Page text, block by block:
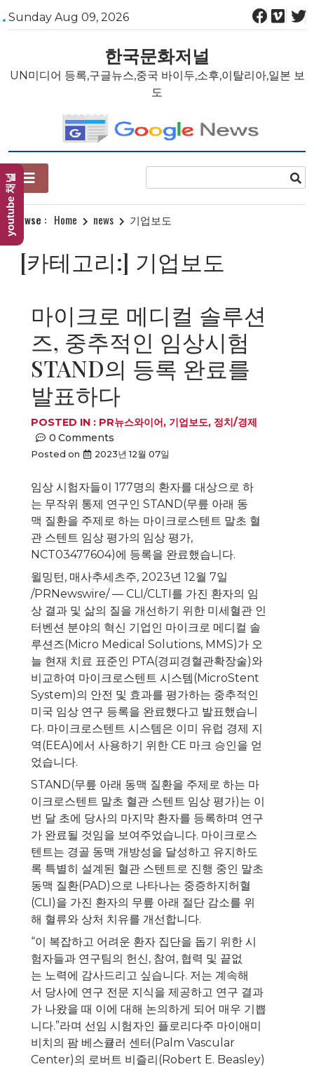
Skip
to
Sunday Aug 09, 2026
한국문화저널
UN미디어 등록,구글뉴스,중국 바이두,소후,이탈리아,일본 보
도
Browse : Home news 기업보도
[카테고리:] 기업보도
마이크로 메디컬 솔루션
즈, 중추적인 임상시험
STAND의 등록 완료를
발표하다
POSTED IN : PR뉴스와이어 , 기업보도, 정치/경제
0 Comments
Posted on 2023년 12월 07일
임상 시험자들이 177명의 환자를 대상으로 하
는 무작위 통제 연구인 STAND(무릎 아래 동
맥 질환을 주제로 하는 마이크로스텐트 말초 혈
관 스텐트 임상 평가의 임상 평가,
NCT03477604)에 등록을 완료했습니다.
윌밍턴, 매사추세츠주, 2023년 12월 7일
/PRNewswire/ — CLI/CLTI를 가진 환자의 임
상 결과 및 삶의 질을 개선하기 위한 미세혈관 인
터벤션 분야의 혁신 기업인 마이크로 메디컬 솔
루션즈(Micro Medical Solutions, MMS)가 오
늘 현재 치료 표준인 PTA(경피경혈관확장술)와
비교하여 마이크로스텐트 시스템(MicroStent
System)의 안전 및 효과를 평가하는 중추적인
미국 임상 연구 등록을 완료했다고 발표했습니
다. 마이크로스텐트 시스템은 이미 유럽 경제 지
역(EEA)에서 사용하기 위한 CE 마크 승인을 얻
었습니다.
STAND(무릎 아래 동맥 질환을 주제로 하는 마
이크로스텐트 말초 혈관 스텐트 임상 평가)는 이
번 달 초에 당사의 마지막 환자를 등록하며 연구
가 완료될 것임을 보여주었습니다. 마이크로스
텐트는 경골 동맥 개방성을 달성하고 유지하도
록 특별히 설계된 혈관 스텐트로 진행 중인 말초
동맥 질환(PAD)으로 나타나는 중증하지허혈
(CLI)을 가진 환자의 무릎 아래 절단 감소를 위
해 혈류와 상처 치유를 개선합니다.
“이 복잡하고 어려운 환자 집단을 돕기 위한 시
험자들과 연구팀의 헌신, 참여, 협력 및 끝없
는 노력에 감사드리고 싶습니다. 저는 계속해
서 당사에 연구 전문 지식을 제공하고 연구 결과
가 나왔을 때 이에 대해 논의하게 되어 매우 기쁩
니다.”라며 선임 시험자인 플로리다주 마이애미
비치의 팜 베스큘러 센터(Palm Vascular
Center)의 로버트 비즐리(Robert E. Beasley)
youtube 채널